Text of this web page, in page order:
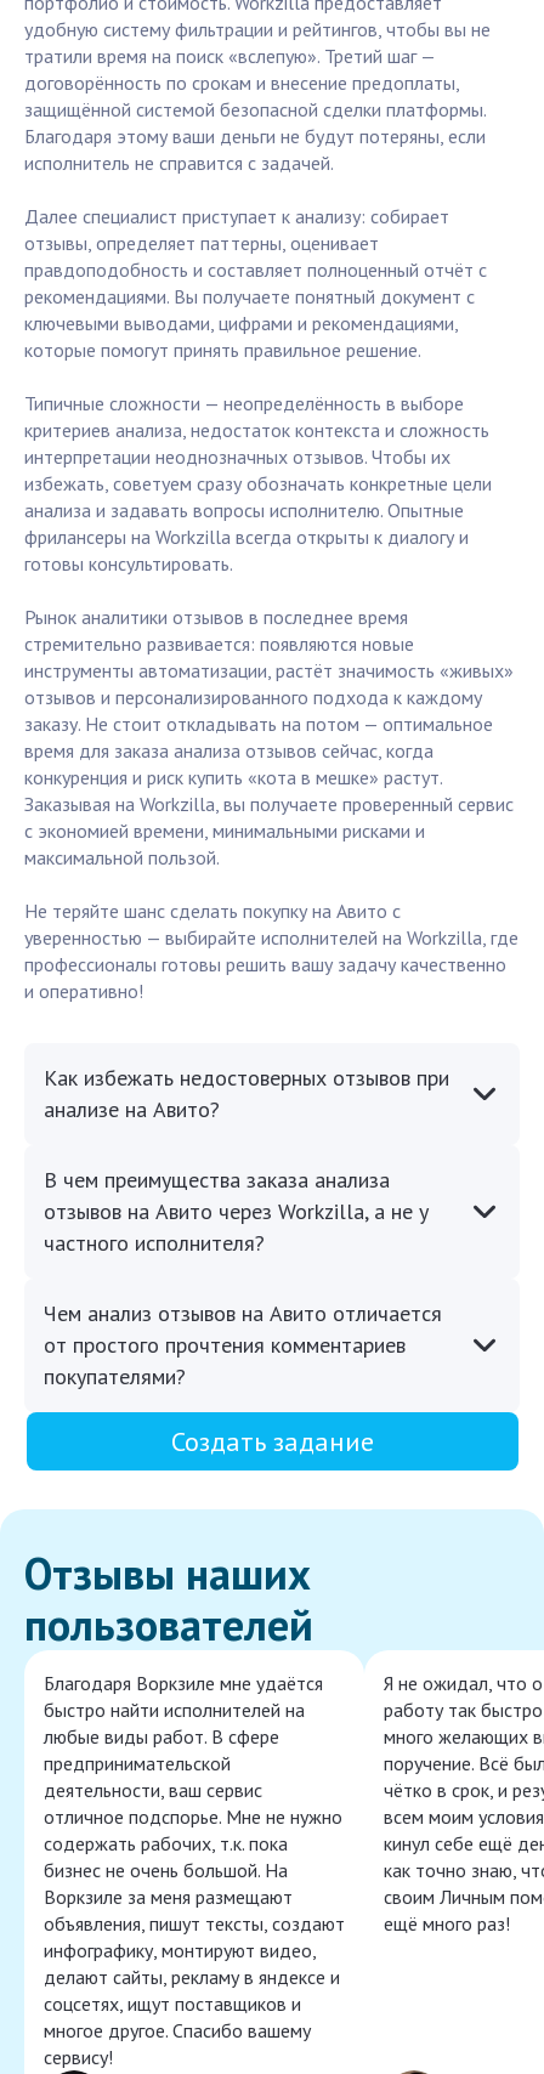
удобную систему фильтрации и рейтингов, чтобы вы не
тратили время на поиск «вслепую». Третий шаг —
договорённость по срокам и внесение предоплаты,
защищённой системой безопасной сделки платформы.
Благодаря этому ваши деньги не будут потеряны, если
исполнитель не справится с задачей.
Далее специалист приступает к анализу: собирает
отзывы, определяет паттерны, оценивает
правдоподобность и составляет полноценный отчёт с
рекомендациями. Вы получаете понятный документ с
ключевыми выводами, цифрами и рекомендациями,
которые помогут принять правильное решение.
Типичные сложности — неопределённость в выборе
критериев анализа, недостаток контекста и сложность
интерпретации неоднозначных отзывов. Чтобы их
избежать, советуем сразу обозначать конкретные цели
анализа и задавать вопросы исполнителю. Опытные
фрилансеры на Workzilla всегда открыты к диалогу и
готовы консультировать.
Рынок аналитики отзывов в последнее время
стремительно развивается: появляются новые
инструменты автоматизации, растёт значимость «живых»
отзывов и персонализированного подхода к каждому
заказу. Не стоит откладывать на потом — оптимальное
время для заказа анализа отзывов сейчас, когда
конкуренция и риск купить «кота в мешке» растут.
Заказывая на Workzilla, вы получаете проверенный сервис
с экономией времени, минимальными рисками и
максимальной пользой.
Не теряйте шанс сделать покупку на Авито с
уверенностью — выбирайте исполнителей на Workzilla, где
профессионалы готовы решить вашу задачу качественно
и оперативно!
Как избежать недостоверных отзывов при
анализе на Авито?
В чем преимущества заказа анализа
отзывов на Авито через Workzilla, а не у
частного исполнителя?
Чем анализ отзывов на Авито отличается
от простого прочтения комментариев
покупателями?
Создать задание
Отзывы наших
пользователей
Благодаря Воркзиле мне удаётся
быстро найти исполнителей на
любые виды работ. В сфере
предпринимательской
деятельности, ваш сервис
отличное подспорье. Мне не нужно
содержать рабочих, т.к. пока
бизнес не очень большой. На
Воркзиле за меня размещают
объявления, пишут тексты, создают
инфографику, монтируют видео,
делают сайты, рекламу в яндексе и
соцсетях, ищут поставщиков и
многое другое. Спасибо вашему
сервису!
Я не ожидал, что
работу так
много желающих
поручение. Всё
чётко в срок, и
всем моим
кинул себе ещё
как точно знаю,
своим Личным
ещё много раз!